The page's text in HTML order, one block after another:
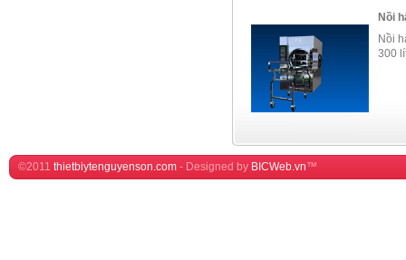
Nồi
Nồi
300
©2011 thietbiytenguyenson.com - Designed by BICWeb.vn™